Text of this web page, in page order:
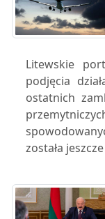
Litewskie
podjęcia
ostatnich
została